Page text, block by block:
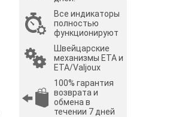
Все индикаторы
полностью
функционируют
Швейцарские
механизмы ETA и
ETA/Valjoux
100% гарантия
возврата и
обмена в
течении 7 дней